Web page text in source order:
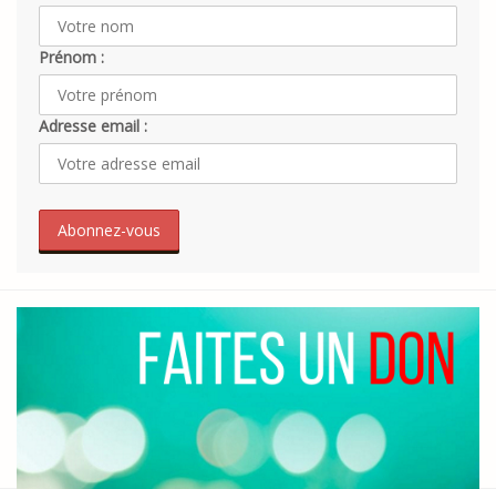
Prénom :
Adresse email :